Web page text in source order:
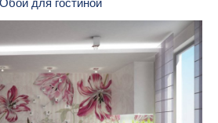
для гостиной